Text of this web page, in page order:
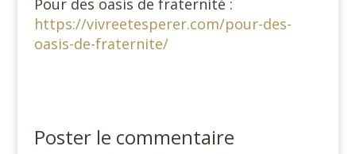
https://vivreetesperer.com/pour-des-
oasis-de-fraternite/
Poster le commentaire